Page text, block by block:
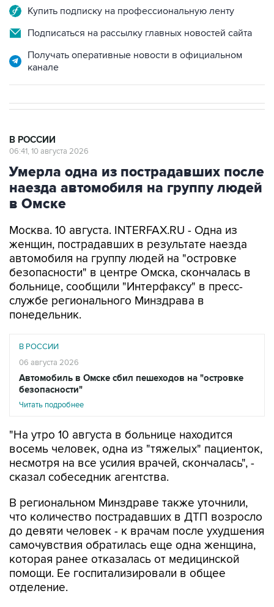
Подписаться на рассылку главных новостей сайта
Получать оперативные новости в официальном
Умерла одна из пострадавших после
наезда автомобиля на группу людей
в Омске
Москва. 10 августа. INTERFAX.RU - Одна из
автомобиля на группу людей на "островке
безопасности" в центре Омска, скончалась в
больнице, сообщили "Интерфаксу" в пресс-
службе регионального Минздрава в
понедельник.
В РОССИИ
Автомобиль в Омске сбил пешеходов на "островке
безопасности"
Читать подробнее
"На утро 10 августа в больнице находится
несмотря на все усилия врачей, скончалась", -
сказал собеседник агентства.
В региональном Минздраве также уточнили,
до девяти человек - к врачам после ухудшения
самочувствия обратилась еще одна женщина,
которая ранее отказалась от медицинской
помощи. Ее госпитализировали в общее
отделение.
"Одна из пострадавших в стабильно тяжелом